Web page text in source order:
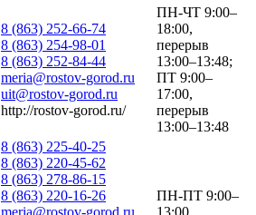
8 (863) 252-66-74
8 (863) 254-98-01
8 (863) 252-84-44
meria@rostov-gorod.ru
uit@rostov-gorod.ru
http://rostov-gorod.ru/
ПН-ЧТ 9:00–
18:00,
перерыв
13:00–13:48;
ПТ 9:00–
17:00,
перерыв
13:00–13:48
8 (863) 225-40-25
8 (863) 220-45-62
8 (863) 278-86-15
8 (863) 220-16-26
ПН-ПТ 9:00–